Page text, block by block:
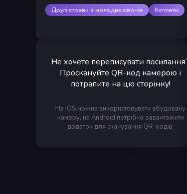
Другі страви з молодих овочів Котлети
Не хочете переписувати посилання?
Проскануйте QR-код камерою і
потрапите на цю сторінку!
На iOS можна використовувати вбудовану
камеру, на Android потрібно завантажити
додаток для сканування QR-кодів.